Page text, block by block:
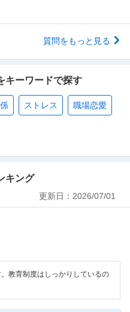
質問をもっと見る
キーワードで探す
ストレス 職場恋愛
キング
更新日： 2026/07/01
教育制度はしっかりしているの